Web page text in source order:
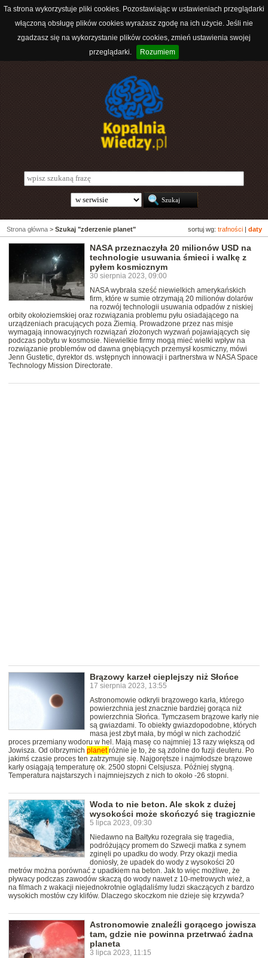
Ta strona wykorzystuje pliki cookies. Pozostawiając w ustawieniach przeglądarki
włączoną obsługę plików cookies wyrażasz zgodę na ich użycie. Jeśli nie
zgadzasz się na wykorzystanie plików cookies, zmień ustawienia swojej
przeglądarki.
Rozumiem
sortuj wg: trafności daty
Strona główna > Szukaj "zderzenie planet"
NASA przeznaczyła 20 milionów USD na
technologie usuwania śmieci i walkę z
pyłem kosmicznym
30 sierpnia 2023, 09:00
NASA wybrała sześć niewielkich amerykańskich
firm, które w sumie otrzymają 20 milionów dolarów
na rozwój technologii usuwania odpadów z niskiej
orbity okołoziemskiej oraz rozwiązania problemu pyłu osiadającego na
urządzeniach pracujących poza Ziemią. Prowadzone przez nas misje
wymagają innowacyjnych rozwiązań złożonych wyzwań pojawiających się
podczas pobytu w kosmosie. Niewielkie firmy mogą mieć wielki wpływ na
rozwiązanie problemów od dawna gnębiących przemysł kosmiczny, mówi
Jenn Gustetic, dyrektor ds. wstępnych innowacji i partnerstwa w NASA Space
Technology Mission Directorate.
Brązowy karzeł cieplejszy niż Słońce
17 sierpnia 2023, 13:55
Astronomowie odkryli brązowego karła, którego
powierzchnia jest znacznie bardziej gorąca niż
powierzchnia Słońca. Tymczasem brązowe karły nie
są gwiazdami. To obiekty gwiazdopodobne, których
masa jest zbyt mała, by mógł w nich zachodzić
proces przemiany wodoru w hel. Mają masę co najmniej 13 razy większą od
Jowisza. Od olbrzymich planetróżnie je to, że są zdolne do fuzji deuteru. Po
jakimś czasie proces ten zatrzymuje się. Najgorętsze i najmłodsze brązowe
karły osiągają temperaturę ok. 2500 stopni Celsjusza. Później stygną.
Temperatura najstarszych i najmniejszych z nich to około -26 stopni.
Woda to nie beton. Ale skok z dużej
wysokości może skończyć się tragicznie
5 lipca 2023, 09:30
Niedawno na Bałtyku rozegrała się tragedia,
podróżujący promem do Szwecji matka z synem
zginęli po upadku do wody. Przy okazji media
doniosły, że upadek do wody z wysokości 20
metrów można porównać z upadkiem na beton. Jak to więc możliwe, że
pływacy podczas zawodów skaczą do wody nawet z 10-metrowych wież, a
na filmach z wakacji niejednokrotnie oglądaliśmy ludzi skaczących z bardzo
wysokich mostów czy klifów. Dlaczego skoczkom nie dzieje się krzywda?
Astronomowie znaleźli gorącego jowisza
tam, gdzie nie powinna przetrwać żadna
planeta
3 lipca 2023, 11:15